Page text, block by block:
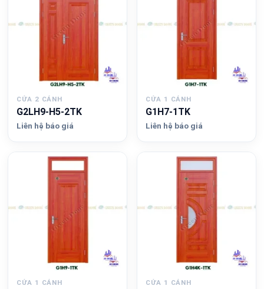
CỬA 2 CÁNH
G2LH9-H5-2TK
Liên hệ báo giá
CỬA 1 CÁNH
G1H7-1TK
Liên hệ báo giá
CỬA 1 CÁNH CỬA 1 CÁNH